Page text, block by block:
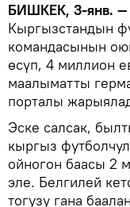
БИШКЕК, 3-янв. —
Кыргызстандын
командасынын
өсүп, 4 миллион
маалыматты
порталы
Эске салсак,
кыргыз
ойногон баасы 2
эле. Белгилей
тогузу гана